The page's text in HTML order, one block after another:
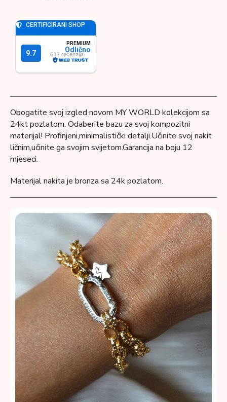
Obogatite svoj izgled novom MY WORLD kolekcijom sa
24kt pozlatom. Odaberite bazu za svoj kompozitni
materijal! Profinjeni,minimalistički detalji.Učinite svoj nakit
ličnim,učinite ga svojim svijetom.Garancija na boju 12
mjeseci.
Materijal nakita je bronza sa 24k pozlatom.